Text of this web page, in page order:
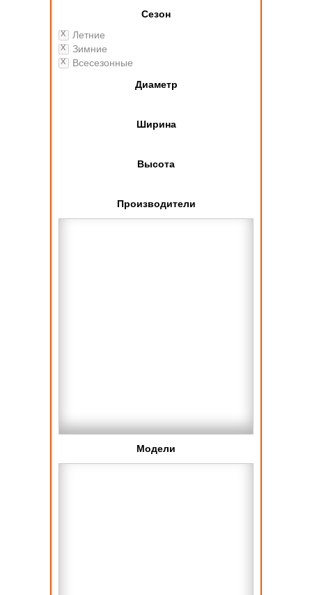
Сезон
Летние
Зимние
Всесезонные
Диаметр
Ширина
Высота
Производители
Модели